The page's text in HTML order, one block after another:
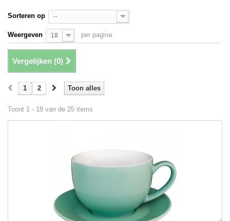
Sorteren op --
Weergeven 18 per pagina
Vergelijken (0)
Toon alles
1 2
Toont 1 - 18 van de 25 items